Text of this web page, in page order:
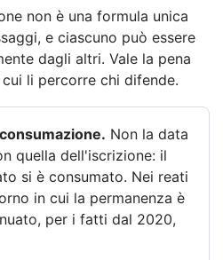
non è una formula unica
e ciascuno può essere
dagli altri. Vale la pena
li percorre chi difende.
Non la data
quella dell'iscrizione: il
si è consumato. Nei reati
in cui la permanenza è
per i fatti dal 2020,